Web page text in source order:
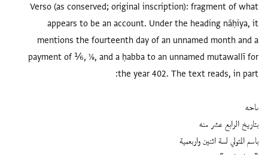
Verso (as conserved; original inscription): fragment of what
appears to be an account. Under the heading nāḥiya, it
mentions the fourteenth day of an unnamed month and a
payment of ⅙, ⅛, and a ḥabba to an unnamed mutawallī for